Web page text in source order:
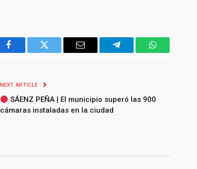
Facebook Twitter Email Telegram WhatsApp
NEXT ARTICLE
SÁENZ PEÑA | El municipio superó las 900
cámaras instaladas en la ciudad